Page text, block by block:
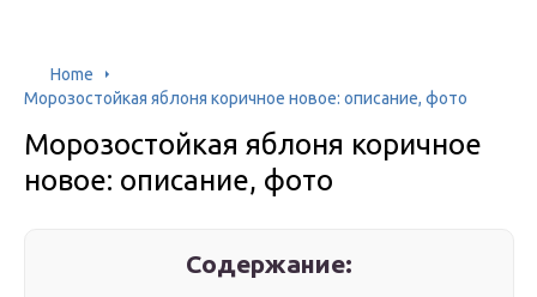
Home
Морозостойкая яблоня коричное новое: описание, фото
Морозостойкая яблоня коричное
новое: описание, фото
Содержание: